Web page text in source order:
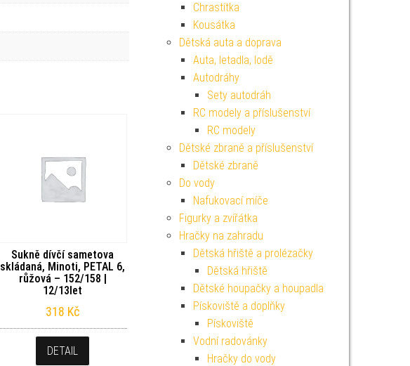
Sukně dívčí sametova
skládaná, Minoti, PETAL 6,
růžová – 152/158 |
12/13let
318 Kč
DETAIL
Chrastítka
Kousátka
Dětská auta a doprava
Auta, letadla, lodě
Autodráhy
Sety autodráh
RC modely a příslušenství
RC modely
Dětské zbraně a příslušenství
Dětské zbraně
Do vody
Nafukovací míče
Figurky a zvířátka
Hračky na zahradu
Dětská hřiště a prolézačky
Dětská hřiště
Dětské houpačky a houpadla
Pískoviště a doplňky
Pískoviště
Vodní radovánky
Hračky do vody